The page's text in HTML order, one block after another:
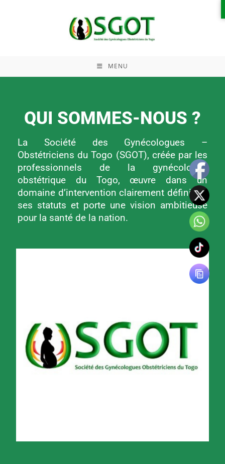
MENU
QUI SOMMES-NOUS ?
La Société des Gynécologues –
Obstétriciens du Togo (SGOT), créée par les
professionnels de la gynécologie-
obstétrique du Togo, œuvre dans un
domaine d’intervention clairement défini par
ses statuts et porte une vision ambitieuse
pour la santé de la nation.